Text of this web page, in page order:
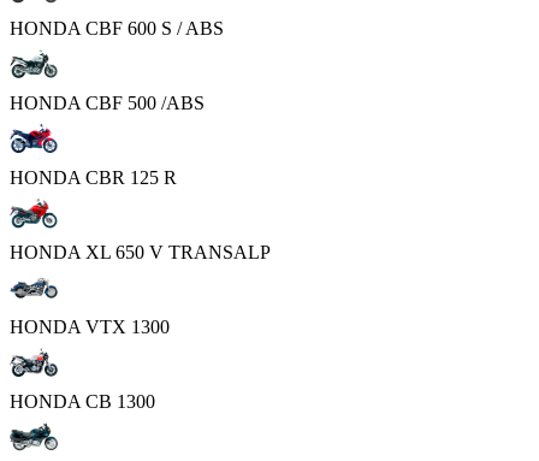
HONDA CBF 600 S / ABS
HONDA CBF 500 /ABS
HONDA CBR 125 R
HONDA XL 650 V TRANSALP
HONDA VTX 1300
HONDA CB 1300